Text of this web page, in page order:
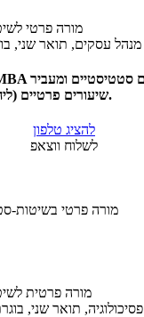
מורה פרטי
מנהל עסקים, תואר שני,
שיעורים פרטיים (ליחיד או לקבוצות קטנות).
להציג טלפון
לשלוח ווצאפ
מורה פרטית
פסיכולוגיה, תואר שני,